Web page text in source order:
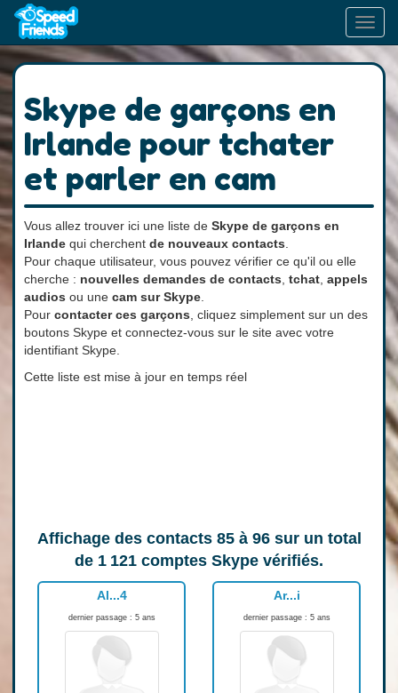
Skype de garçons en
Irlande pour tchater
et parler en cam
Vous allez trouver ici une liste de Skype de garçons en
Irlande qui cherchent de nouveaux contacts
Pour chaque utilisateur, vous pouvez vérifier ce qu'il ou elle
cherche : nouvelles demandes de contacts tchat appels
audios ou une cam sur Skype
Pour contacter ces garçons , cliquez simplement sur un des
boutons Skype et connectez-vous sur le site avec votre
identifiant Skype.
Cette liste est mise à jour en temps réel
Affichage des contacts 85 à 96sur un total
de 1 121 comptes Skype vérifiés.
Al...4
dernier passage : 5 ans
Ar...i
dernier passage : 5 ans